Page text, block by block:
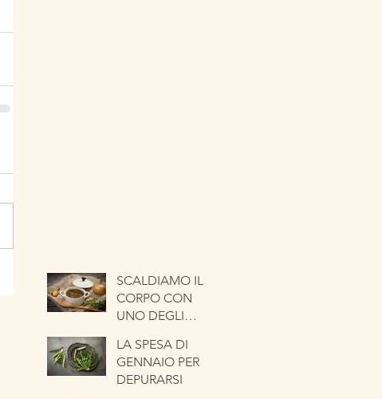
SCALDIAMO IL
CORPO CON
UNO DEGLI
ANTICHI. LA
CIPOLLA
LA SPESA DI
GENNAIO PER
DEPURARSI